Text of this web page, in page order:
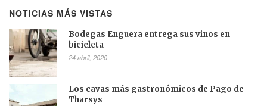
NOTICIAS MÁS VISTAS
Bodegas Enguera entrega sus vinos en
bicicleta
24 abril, 2020
Los cavas más gastronómicos de Pago de
Tharsys